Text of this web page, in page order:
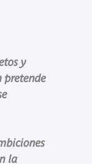
y
pretende
la